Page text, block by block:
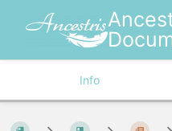
Info